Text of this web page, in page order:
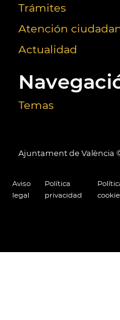
Trámites
Atención
Actualidad
Temas
Ajuntament de València
Aviso
legal
Política
privacidad